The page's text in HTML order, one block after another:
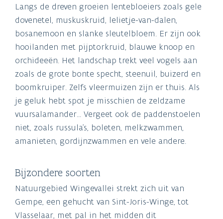
Langs de dreven groeien lentebloeiers zoals gele
dovenetel, muskuskruid, lelietje-van-dalen,
bosanemoon en slanke sleutelbloem. Er zijn ook
hooilanden met pijptorkruid, blauwe knoop en
orchideeën. Het landschap trekt veel vogels aan
zoals de grote bonte specht, steenuil, buizerd en
boomkruiper. Zelfs vleermuizen zijn er thuis. Als
je geluk hebt spot je misschien de zeldzame
vuursalamander... Vergeet ook de paddenstoelen
niet, zoals russula's, boleten, melkzwammen,
amanieten, gordijnzwammen en vele andere.
Bijzondere soorten
Natuurgebied Wingevallei strekt zich uit van
Gempe, een gehucht van Sint-Joris-Winge, tot
Vlasselaar, met pal in het midden dit